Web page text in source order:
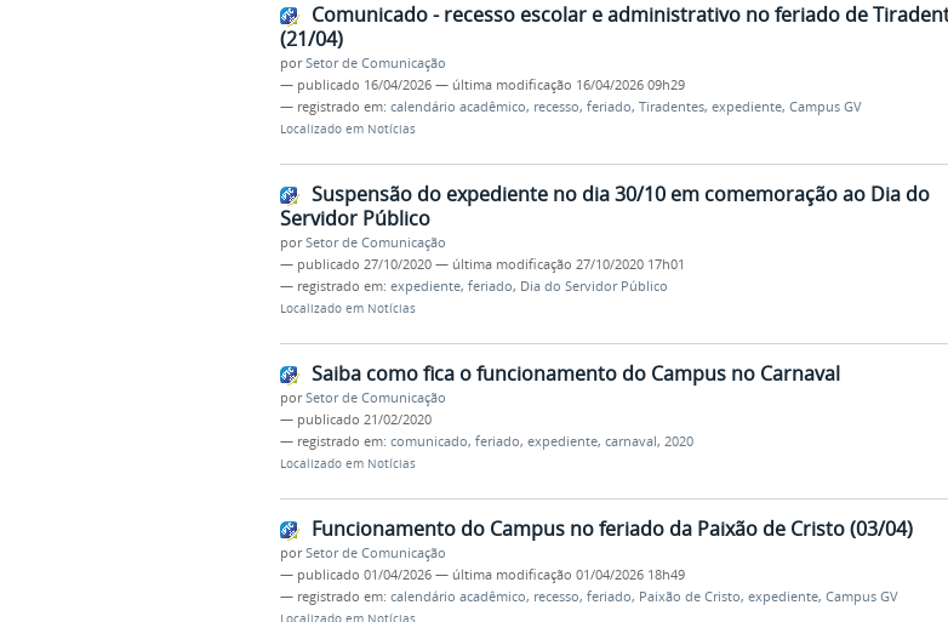
Comunicado - recesso escolar e administrativo no feriado de
(21/04)
porSetor de Comunicação
— publicado 16/04/2026 — última modificação 16/04/2026 09h29
— registrado em: calendário acadêmico, recesso, feriado, Tiradentes, expediente, Campus GV
Localizado em Notícias
Suspensão do expediente no dia 30/10 em comemoração ao Dia do
Servidor Público
porSetor de Comunicação
— publicado 27/10/2020 — última modificação 27/10/2020 17h01
— registrado em: expediente, feriado, Dia do Servidor Público
Localizado em Notícias
Saiba como fica o funcionamento do Campus no Carnaval
porSetor de Comunicação
— publicado 21/02/2020
— registrado em: comunicado, feriado, expediente, carnaval, 2020
Localizado em Notícias
Funcionamento do Campus no feriado da Paixão de Cristo (03/04)
porSetor de Comunicação
— publicado 01/04/2026 — última modificação 01/04/2026 18h49
— registrado em: calendário acadêmico, recesso, feriado, Paixão de Cristo, expediente, Campus GV
Localizado em Notícias